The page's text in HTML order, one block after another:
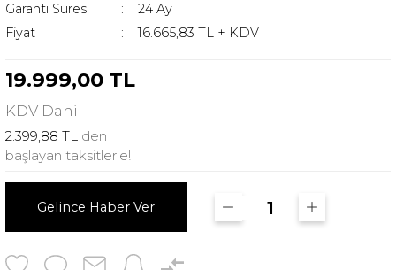
Garanti Süresi
24 Ay
Fiyat
16.665,83 TL + KDV
19.999,00 TL
KDV Dahil
2.399,88 TL den
başlayan taksitlerle!
Gelince Haber Ver